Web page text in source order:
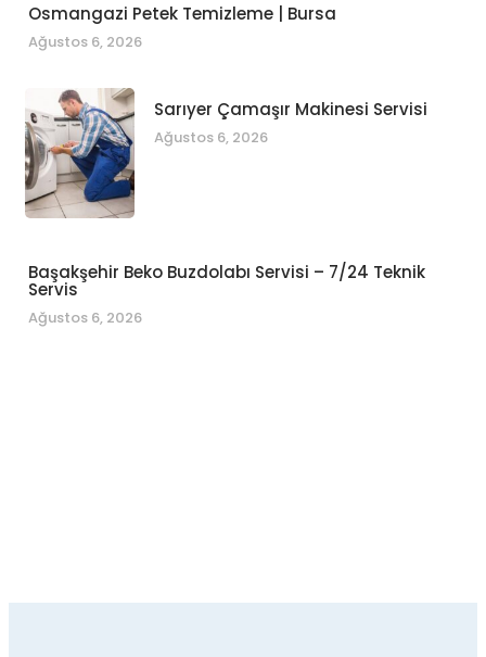
Osmangazi Petek Temizleme | Bursa
Ağustos 6, 2026
Sarıyer Çamaşır Makinesi Servisi
Ağustos 6, 2026
Başakşehir Beko Buzdolabı Servisi – 7/24 Teknik
Servis
Ağustos 6, 2026